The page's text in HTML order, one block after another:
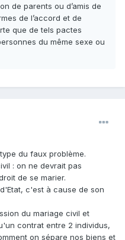
de parents ou d’amis de
de l’accord et de
que de tels pactes
du même sexe ou
du faux problème.
: on ne devrait pas
de se marier.
c'est à cause de son
du mariage civil et
contrat entre 2 individus,
on sépare nos biens et